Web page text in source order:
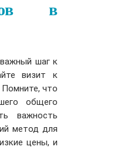
в
шаг к
визит к
Помните, что
общего
важность
метод для
цены, и